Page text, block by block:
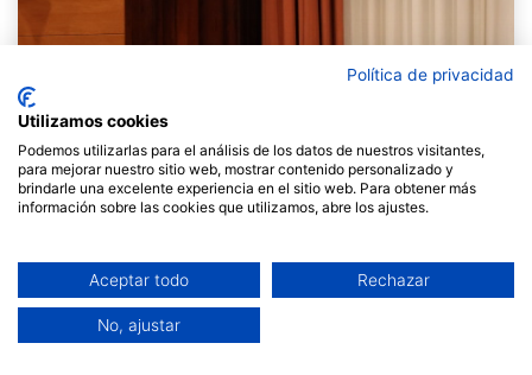
Política de privacidad
Utilizamos cookies
Podemos utilizarlas para el análisis de los datos de nuestros visitantes,
para mejorar nuestro sitio web, mostrar contenido personalizado y
brindarle una excelente experiencia en el sitio web. Para obtener más
información sobre las cookies que utilizamos, abre los ajustes.
Aceptar todo Rechazar
No, ajustar